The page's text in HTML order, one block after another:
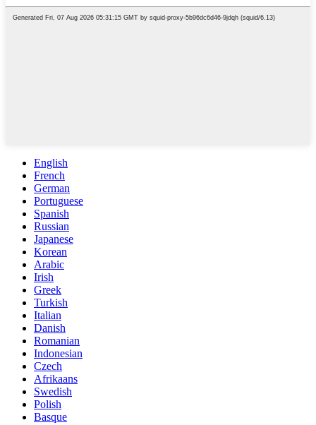
English
French
German
Portuguese
Spanish
Russian
Japanese
Korean
Arabic
Irish
Greek
Turkish
Italian
Danish
Romanian
Indonesian
Czech
Afrikaans
Swedish
Polish
Basque